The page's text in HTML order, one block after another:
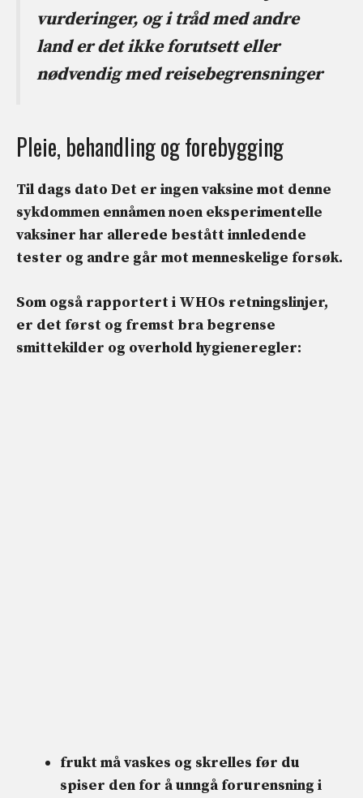
vurderinger, og i tråd med andre
land er det ikke forutsett eller
nødvendig med reisebegrensninger
Pleie, behandling og forebygging
Til dags dato Det er ingen vaksine mot denne
sykdommen ennåmen noen eksperimentelle
vaksiner har allerede bestått innledende
tester og andre går mot menneskelige forsøk.
Som også rapportert i WHOs retningslinjer,
er det først og fremst bra begrense
smittekilder og overhold hygieneregler:
frukt må vaskes og skrelles før du
spiser den for å unngå forurensning i